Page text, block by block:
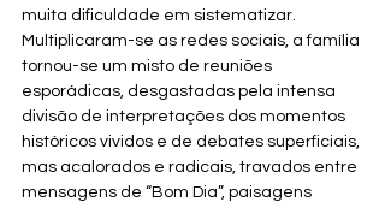
muita dificuldade em sistematizar.
Multiplicaram-se as redes sociais, a família
tornou-se um misto de reuniões
esporádicas, desgastadas pela intensa
divisão de interpretações dos momentos
históricos vividos e de debates superficiais,
mas acalorados e radicais, travados entre
mensagens de “Bom Dia”, paisagens